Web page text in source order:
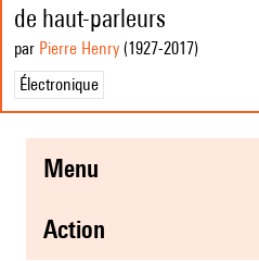
de haut-parleurs
par Pierre Henry (1927-2017)
Électronique
menu
action